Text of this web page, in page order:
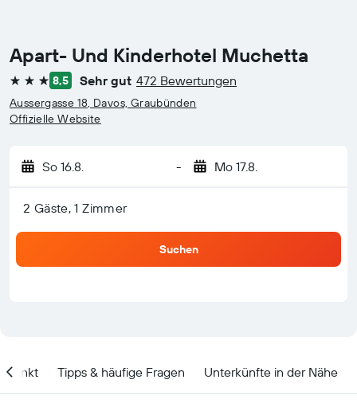
Apart- Und Kinderhotel Muchetta
3 Sterne8,5 Sehr gut 472 Bewertungen
Aussergasse 18, Davos, Graubünden
Offizielle Website
So 16.8. - Mo 17.8.
2 Gäste, 1 Zimmer
Suchen
Tipps & häufige Fragen Unterkünfte in der Nähe